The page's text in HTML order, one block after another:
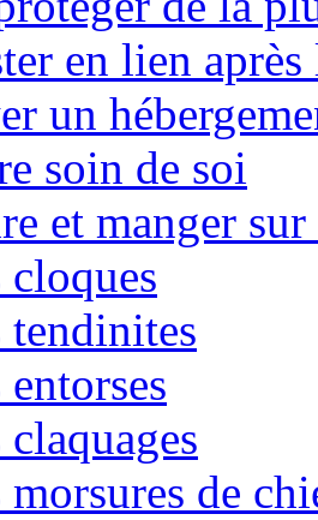
en lien
un
soin de soi
et manger
cloques
tendinites
entorses
claquages
morsures de